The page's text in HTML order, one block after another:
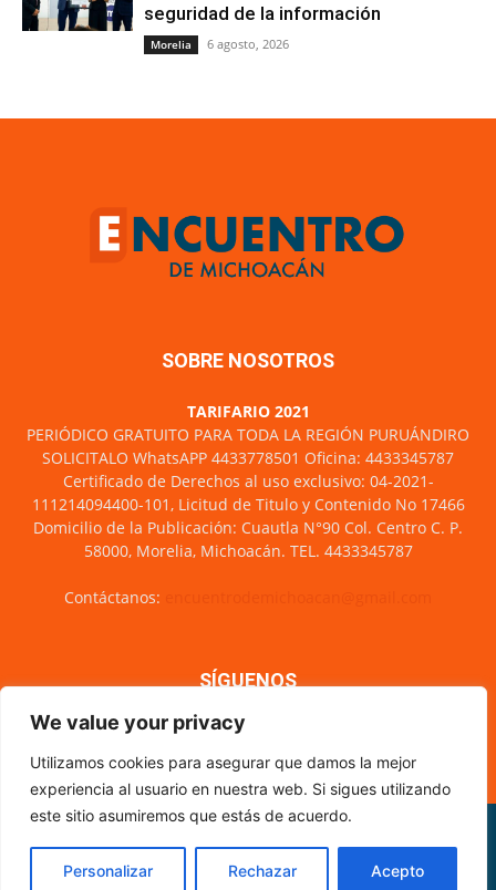
We value your privacy
Utilizamos cookies para asegurar que damos la mejor
experiencia al usuario en nuestra web. Si sigues utilizando
este sitio asumiremos que estás de acuerdo.
Personalizar Rechazar Acepto
seguridad de la información
Morelia 6 agosto, 2026
SOBRE NOSOTROS
TARIFARIO 2021
PERIÓDICO GRATUITO PARA TODA LA REGIÓN PURUÁNDIRO
SOLICITALO WhatsAPP 4433778501 Oficina: 4433345787
Certificado de Derechos al uso exclusivo: 04-2021-
111214094400-101, Licitud de Titulo y Contenido No 17466
Domicilio de la Publicación: Cuautla N°90 Col. Centro C. P.
58000, Morelia, Michoacán. TEL. 4433345787
Contáctanos:
SÍGUENOS
Nosotros
CÓDIGO DE ÉTICA PERIODÍSTICA
XML Sitemap